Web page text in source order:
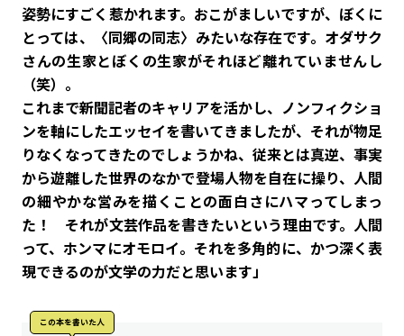
姿勢にすごく惹かれます。おこがましいですが、ぼくに
とっては、〈同郷の同志〉みたいな存在です。オダサク
さんの生家とぼくの生家がそれほど離れていませんし
（笑）。
これまで新聞記者のキャリアを活かし、ノンフィクショ
ンを軸にしたエッセイを書いてきましたが、それが物足
りなくなってきたのでしょうかね、従来とは真逆、事実
から遊離した世界のなかで登場人物を自在に操り、人間
の細やかな営みを描くことの面白さにハマってしまっ
た！ それが文芸作品を書きたいという理由です。人間
って、ホンマにオモロイ。それを多角的に、かつ深く表
現できるのが文学の力だと思います」
この本を書いた⼈